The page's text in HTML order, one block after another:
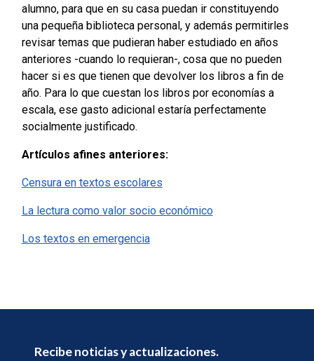
alumno, para que en su casa puedan ir constituyendo
una pequeña biblioteca personal, y además permitirles
revisar temas que pudieran haber estudiado en años
anteriores -cuando lo requieran-, cosa que no pueden
hacer si es que tienen que devolver los libros a fin de
año. Para lo que cuestan los libros por economías a
escala, ese gasto adicional estaría perfectamente
socialmente justificado.
Artículos afines anteriores:
Censura en textos escolares
La lectura como valor socio económico
Los textos en emergencia
Recibe noticias y actualizaciones.